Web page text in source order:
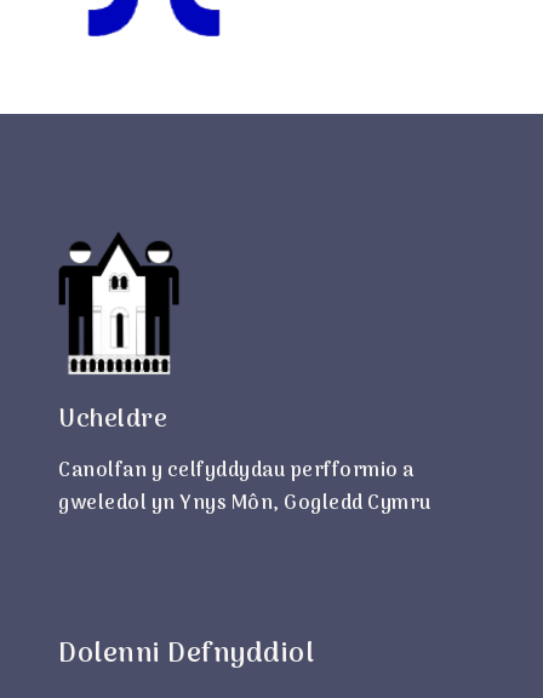
Ucheldre
Canolfan y celfyddydau perfformio a
gweledol yn Ynys Môn, Gogledd Cymru
Dolenni Defnyddiol